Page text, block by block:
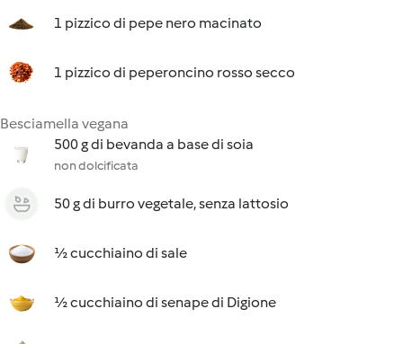
1 pizzico di pepe nero macinato
1 pizzico di peperoncino rosso secco
Besciamella vegana
500 g di bevanda a base di soia
non dolcificata
50 g di burro vegetale, senza lattosio
½ cucchiaino di sale
½ cucchiaino di senape di Digione